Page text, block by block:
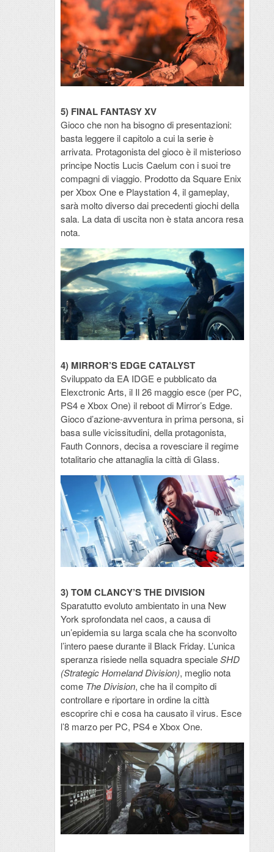
5) FINAL FANTASY XV
Gioco che non ha bisogno di presentazioni:
basta leggere il capitolo a cui la serie è
arrivata. Protagonista del gioco è il misterioso
principe Noctis Lucis Caelum con i suoi tre
compagni di viaggio. Prodotto da Square Enix
per Xbox One e Playstation 4, il gameplay,
sarà molto diverso dai precedenti giochi della
sala. La data di uscita non è stata ancora resa
nota.
4) MIRROR’S EDGE CATALYST
Sviluppato da EA IDGE e pubblicato da
Elexctronic Arts, il Il 26 maggio esce (per PC,
PS4 e Xbox One) il reboot di Mirror’s Edge.
Gioco d’azione-avventura in prima persona, si
basa sulle vicissitudini, della protagonista,
Fauth Connors, decisa a rovesciare il regime
totalitario che attanaglia la città di Glass.
3) TOM CLANCY’S THE DIVISION
Sparatutto evoluto ambientato in una New
York sprofondata nel caos, a causa di
un’epidemia su larga scala che ha sconvolto
l’intero paese durante il Black Friday. L’unica
speranza risiede nella squadra specialeSHD
(Strategic Homeland Division), meglio nota
come The Division, che ha il compito di
controllare e riportare in ordine la città
escoprire chi e cosa ha causato il virus. Esce
l’8 marzo per PC, PS4 e Xbox One.